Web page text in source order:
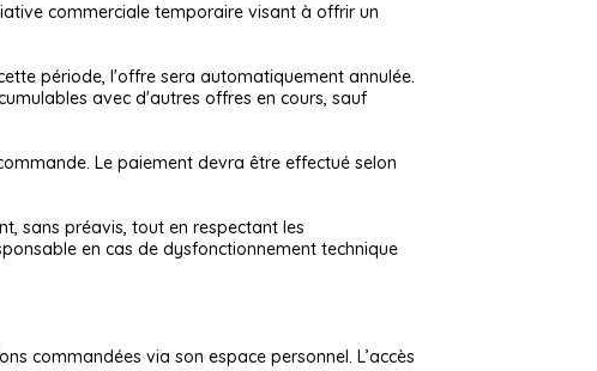
commerciale temporaire visant à offrir un
période, l'offre sera automatiquement annulée.
avec d'autres offres en cours, sauf
Le paiement devra être effectué selon
sans préavis, tout en respectant les
en cas de dysfonctionnement technique
commandées via son espace personnel. L’accès